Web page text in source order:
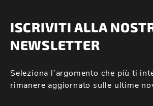
ISCRIVITI ALLA
NEWSLETTER
Seleziona l’argomento che più ti
rimanere aggiornato sulle ultime